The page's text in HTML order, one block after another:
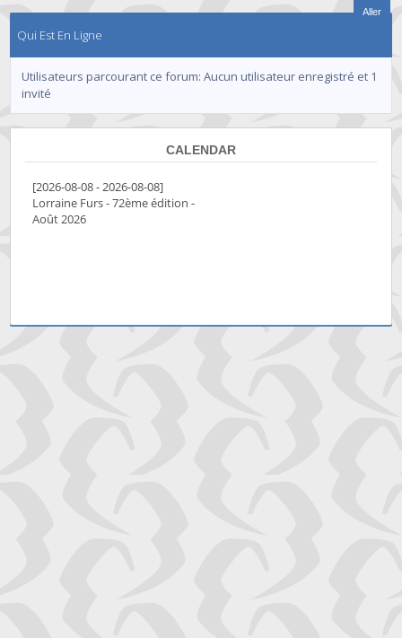
Qui Est En Ligne
Utilisateurs parcourant ce forum: Aucun utilisateur enregistré et 1
invité
CALENDAR